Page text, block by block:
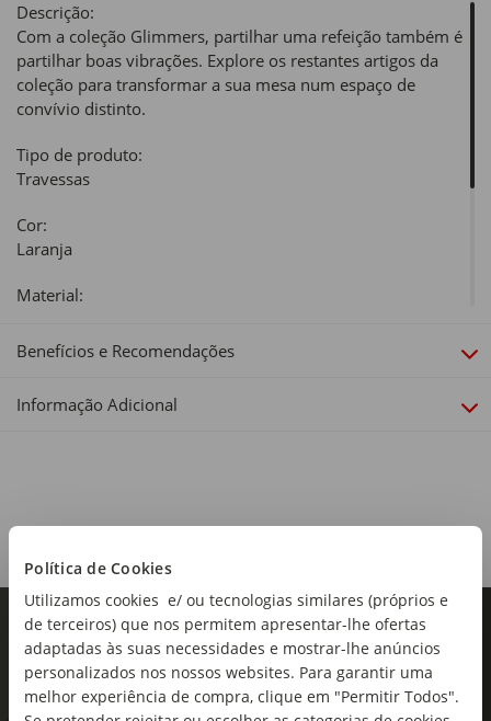
Política de Cookies
Utilizamos cookies e/ ou tecnologias similares (próprios e
de terceiros) que nos permitem apresentar-lhe ofertas
adaptadas às suas necessidades e mostrar-lhe anúncios
personalizados nos nossos websites. Para garantir uma
melhor experiência de compra, clique em "Permitir Todos".
Descrição:
Com a coleção Glimmers, partilhar uma refeição também é
partilhar boas vibrações. Explore os restantes artigos da
coleção para transformar a sua mesa num espaço de
convívio distinto.
Tipo de produto:
Travessas
Cor:
Laranja
Material:
Benefícios e Recomendações
Informação Adicional